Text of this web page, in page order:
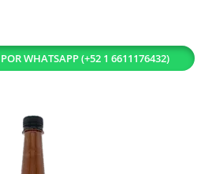
WHATSAPP (+52 1 6611176432)